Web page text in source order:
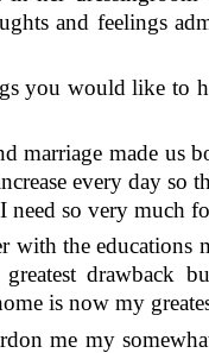
and feelings
you would like to
marriage made us
every day so
need so very much
with the educations
greatest
is now my
me my